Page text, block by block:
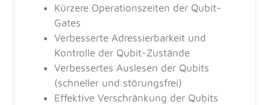
Kürzere Operationszeiten der Qubit-
Gates
Verbesserte Adressierbarkeit und
Kontrolle der Qubit-Zustände
Verbessertes Auslesen der Qubits
(schneller und störungsfrei)
Effektive Verschränkung der Qubits